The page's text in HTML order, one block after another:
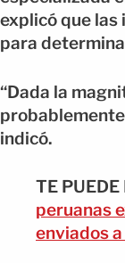
explicó que las
para
“Dada la
probablemente
indicó.
TE
peruanas
enviados